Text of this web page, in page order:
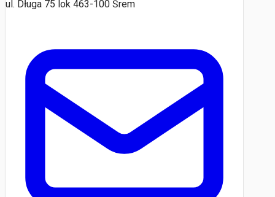
ul. Długa 75 lok 463-100 Śrem